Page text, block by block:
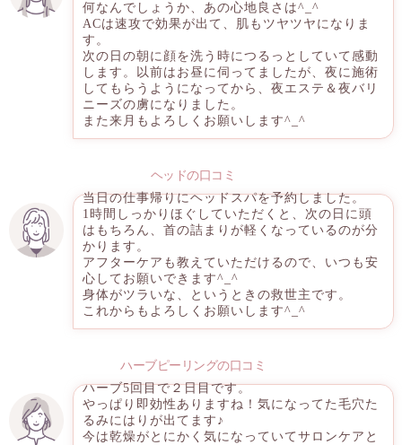
何なんでしょうか、あの心地良さは^_^
ACは速攻で効果が出て、肌もツヤツヤになりま
す。
次の日の朝に顔を洗う時につるっとしていて感動
します。以前はお昼に伺ってましたが、夜に施術
してもらうようになってから、夜エステ＆夜バリ
ニーズの虜になりました。
また来月もよろしくお願いします^_^
ヘッドの口コミ
当日の仕事帰りにヘッドスパを予約しました。
1時間しっかりほぐしていただくと、次の日に頭
はもちろん、首の詰まりが軽くなっているのが分
かります。
アフターケアも教えていただけるので、いつも安
心してお願いできます^_^
身体がツラいな、というときの救世主です。
これからもよろしくお願いします^_^
ハーブピーリングの口コミ
ハーブ5回目で２日目です。
やっぱり即効性ありますね！気になってた毛穴た
るみにはりが出てます♪
今は乾燥がとにかく気になっていてサロンケアと